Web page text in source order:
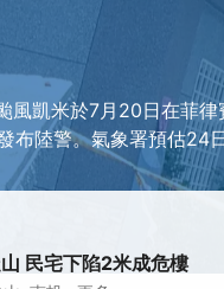
風凱米於7月20日在菲
布陸警。氣象署預估24
民宅下陷2米成危樓